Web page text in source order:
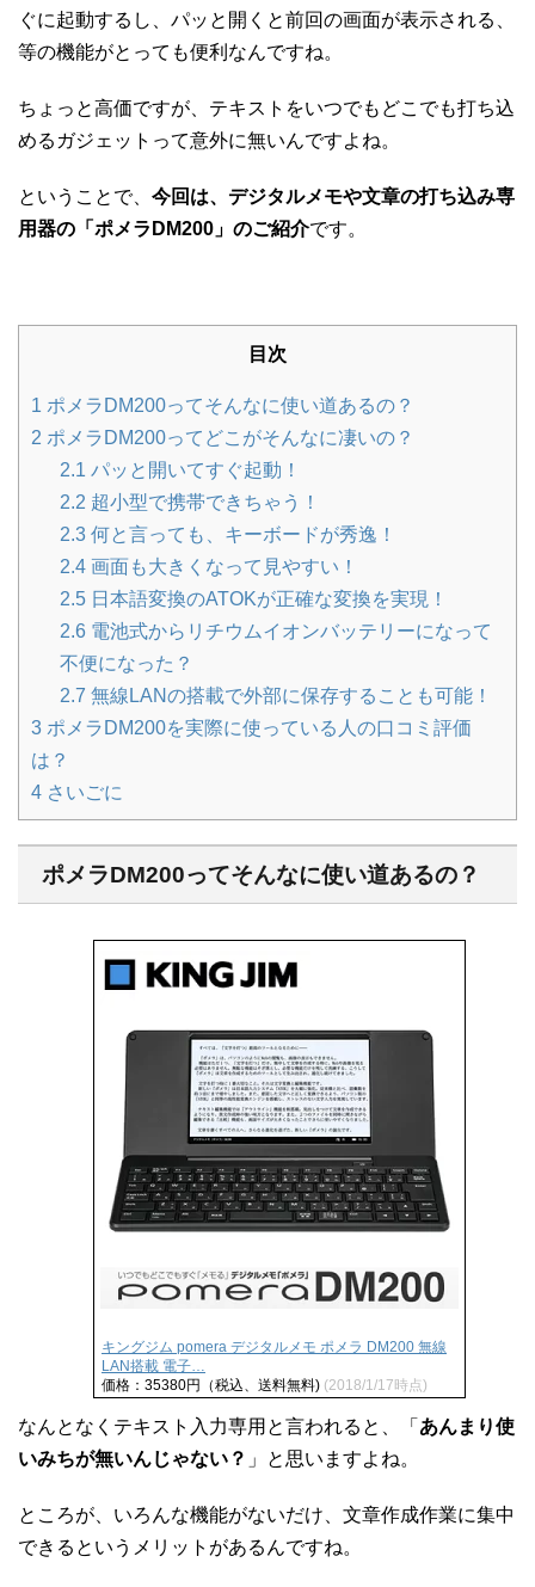
ぐに起動するし、パッと開くと前回の画面が表示される、
等の機能がとっても便利なんですね。
ちょっと高価ですが、テキストをいつでもどこでも打ち込
めるガジェットって意外に無いんですよね。
ということで、 今回は、デジタルメモや文章の打ち込み専
用器の「ポメラDM200」のご紹介です。
目次
1 ポメラDM200ってそんなに使い道あるの？
2 ポメラDM200ってどこがそんなに凄いの？
2.1 パッと開いてすぐ起動！
2.2 超小型で携帯できちゃう！
2.3 何と言っても、キーボードが秀逸！
2.4 画面も大きくなって見やすい！
2.5 日本語変換のATOKが正確な変換を実現！
2.6 電池式からリチウムイオンバッテリーになって
不便になった？
2.7 無線LANの搭載で外部に保存することも可能！
3 ポメラDM200を実際に使っている人の口コミ評価
は？
4 さいごに
ポメラDM200ってそんなに使い道あるの？
キングジム pomera デジタルメモ ポメラ DM200 無線
LAN搭載 電子…
価格：35380円（税込、送料無料) (2018/1/17時点)
なんとなくテキスト入力専用と言われると、「 あんまり使
いみちが無いんじゃない？ 」と思いますよね。
ところが、いろんな機能がないだけ、文章作成作業に集中
できるというメリットがあるんですね。